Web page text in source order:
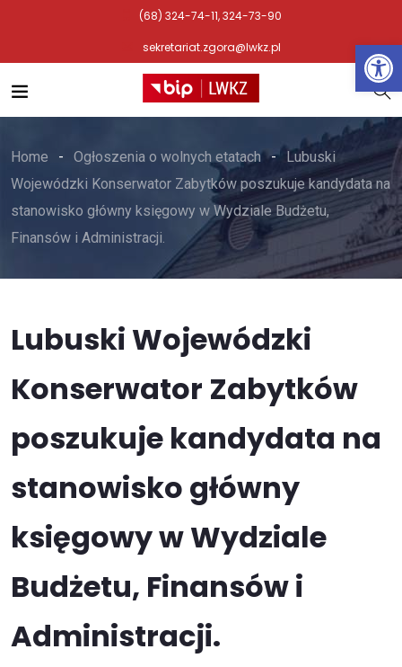
(68) 324-74-11, 324-73-90
sekretariat.zgora@lwkz.pl
Home Ogłoszenia o wolnych etatach
Lubuski
Wojewódzki Konserwator Zabytków poszukuje kandydata na
stanowisko główny księgowy w Wydziale Budżetu,
Finansów i Administracji.
Lubuski Wojewódzki
Konserwator Zabytków
poszukuje kandydata na
stanowisko główny
księgowy w Wydziale
Budżetu, Finansów i
Administracji.